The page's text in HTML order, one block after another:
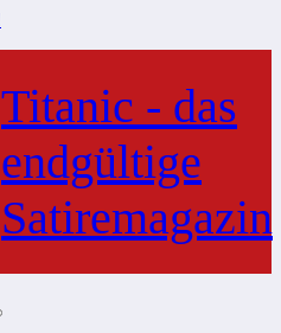
Titanic - das
endgültige
Satiremagazin